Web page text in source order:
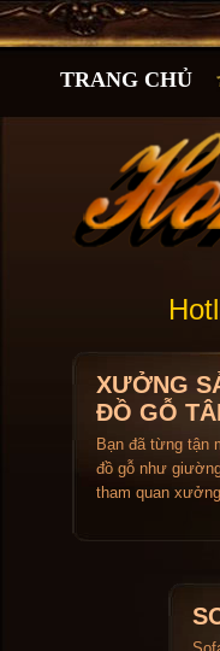
TRANG CHỦ
XƯỞNG
ĐỒ GỖ
Bạn đã từng tận
đồ gỗ như
tham quan